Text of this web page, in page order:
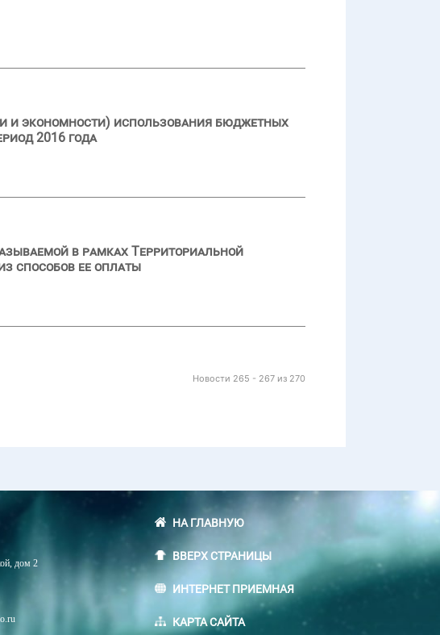
и экономности) использования бюджетных
2016 года
в рамках Территориальной
способов ее оплаты
Новости 265 - 267 из 270
дом 2
НА ГЛАВНУЮ
ВВЕРХ СТРАНИЦЫ
ИНТЕРНЕТ ПРИЕМНАЯ
КАРТА САЙТА